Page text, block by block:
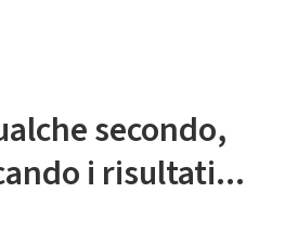
secondo,
i risultati...